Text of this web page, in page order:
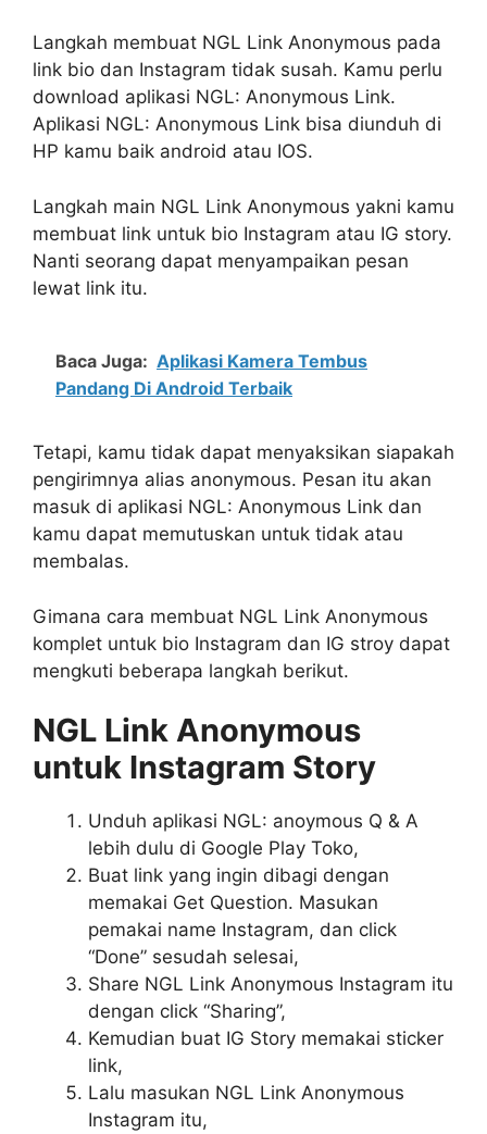
Langkah membuat NGL Link Anonymous pada
link bio dan Instagram tidak susah. Kamu perlu
download aplikasi NGL: Anonymous Link.
Aplikasi NGL: Anonymous Link bisa diunduh di
HP kamu baik android atau IOS.
Langkah main NGL Link Anonymous yakni kamu
membuat link untuk bio Instagram atau IG story.
Nanti seorang dapat menyampaikan pesan
lewat link itu.
Baca Juga: Aplikasi Kamera Tembus
Pandang Di Android Terbaik
Tetapi, kamu tidak dapat menyaksikan siapakah
pengirimnya alias anonymous. Pesan itu akan
masuk di aplikasi NGL: Anonymous Link dan
kamu dapat memutuskan untuk tidak atau
membalas.
Gimana cara membuat NGL Link Anonymous
komplet untuk bio Instagram dan IG stroy dapat
mengkuti beberapa langkah berikut.
NGL Link Anonymous
untuk Instagram Story
Unduh aplikasi NGL: anoymous Q & A
lebih dulu di Google Play Toko,
Buat link yang ingin dibagi dengan
memakai Get Question. Masukan
pemakai name Instagram, dan click
“Done” sesudah selesai,
Share NGL Link Anonymous Instagram itu
dengan click “Sharing”,
Kemudian buat IG Story memakai sticker
link,
Lalu masukan NGL Link Anonymous
Instagram itu,